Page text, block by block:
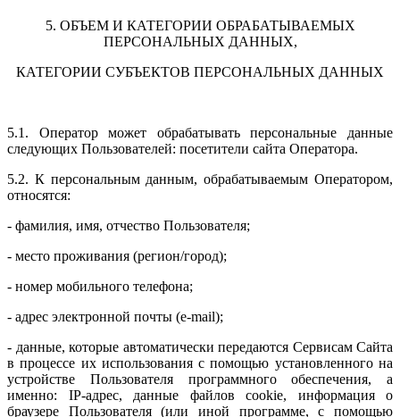
5. ОБЪЕМ И КАТЕГОРИИ ОБРАБАТЫВАЕМЫХ
ПЕРСОНАЛЬНЫХ ДАННЫХ,
КАТЕГОРИИ СУБЪЕКТОВ ПЕРСОНАЛЬНЫХ ДАННЫХ
5.1. Оператор может обрабатывать персональные данные
следующих Пользователей: посетители сайта Оператора.
5.2. К персональным данным, обрабатываемым Оператором,
относятся:
- фамилия, имя, отчество Пользователя;
- место проживания (регион/город);
- номер мобильного телефона;
- адрес электронной почты (e-mail);
- данные, которые автоматически передаются Сервисам Сайта
в процессе их использования с помощью установленного на
устройстве Пользователя программного обеспечения, а
именно: IP-адрес, данные файлов cookie, информация о
браузере Пользователя (или иной программе, с помощью